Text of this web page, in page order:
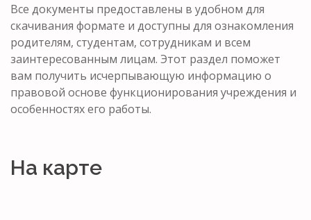
Все документы предоставлены в удобном для
скачивания формате и доступны для ознакомления
родителям, студентам, сотрудникам и всем
заинтересованным лицам. Этот раздел поможет
вам получить исчерпывающую информацию о
правовой основе функционирования учреждения и
особенностях его работы.
На карте